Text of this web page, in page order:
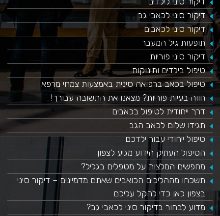
דיקור סיני לכאבי גב
דיקור סיני לכאבים
תופעות גיל המעבר
דיקור סיני פוריות
טיפול בילדים ותינוקות
טיפול בכאב ברפואה סינית באמצעות צמחי מרפא
חווה בעיות פוריות? מצאנו את התשובה עבורך!
דרך ייחודית לטיפול בכאבים
תגידו שלום לכאב הגב
טיפול ייחודי עבור ילדכם
הטיפול העתיק הידוע מגיע לצפון
מחפשים המלצות על מטפלים בגליל?
תשכחו מההליכים הכואבים שאתם מדמיינים – דיקור סיני
בצפון כאן כדי להקל עליכם
מדוע לבחור בדיקור סיני לכאבי גב?